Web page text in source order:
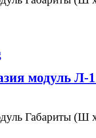
модуль Л-
Габариты (Ш